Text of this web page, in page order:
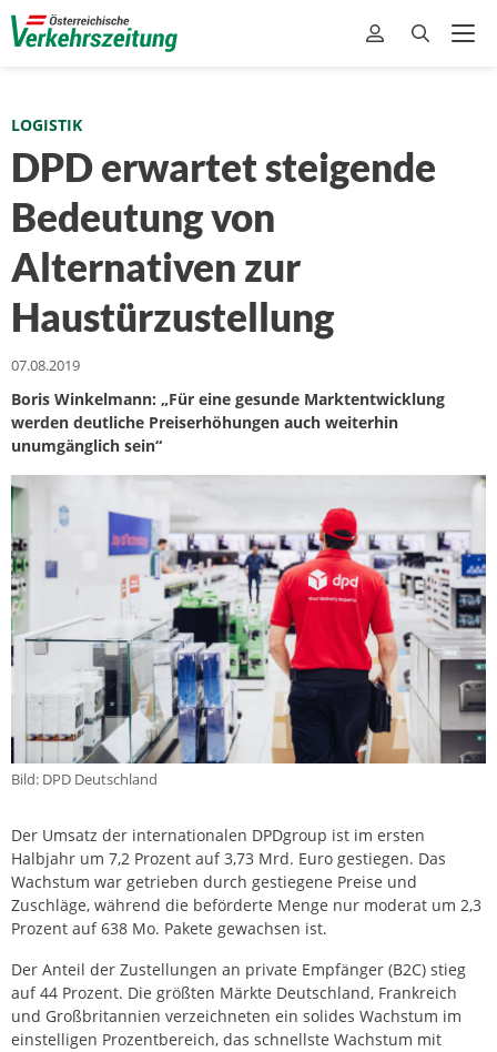
LOGISTIK
DPD erwartet steigende
Bedeutung von
Alternativen zur
Haustürzustellung
07.08.2019
Boris Winkelmann: „Für eine gesunde Marktentwicklung
werden deutliche Preiserhöhungen auch weiterhin
unumgänglich sein“
Bild: DPD Deutschland
Der Umsatz der internationalen DPDgroup ist im ersten
Halbjahr um 7,2 Prozent auf 3,73 Mrd. Euro gestiegen. Das
Wachstum war getrieben durch gestiegene Preise und
Zuschläge, während die beförderte Menge nur moderat um 2,3
Prozent auf 638 Mo. Pakete gewachsen ist.
Der Anteil der Zustellungen an private Empfänger (B2C) stieg
auf 44 Prozent. Die größten Märkte Deutschland, Frankreich
und Großbritannien verzeichneten ein solides Wachstum im
einstelligen Prozentbereich, das schnellste Wachstum mit